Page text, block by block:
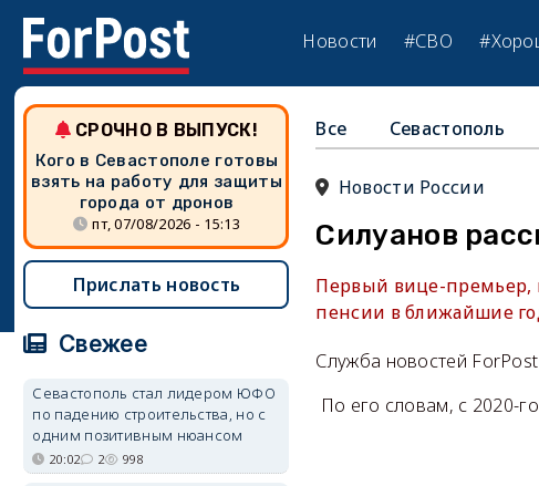
Новости #СВО
Все Севастополь
Новости России
Силуанов
Первый вице-премьер,
пенсии в ближайшие
Служба новостей ForPost
По его словам, с 2020-
СРОЧНО В ВЫПУСК!
Кого в Севастополе готовы
взять на работу для защиты
города от дронов
пт, 07/08/2026 - 15:13
Прислать новость
Свежее
Севастополь стал лидером ЮФО
по падению строительства, но с
одним позитивным нюансом
20:02 2 998